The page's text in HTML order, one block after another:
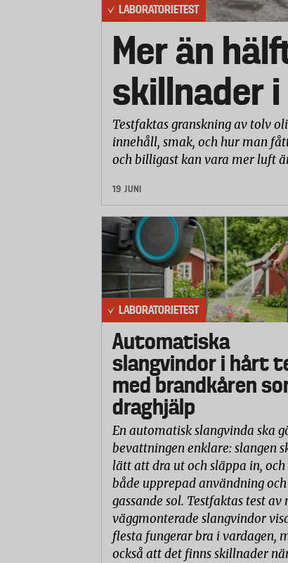
LABORATORIETEST
Mer än
skillnader
Testfaktas granskning av tolv
innehåll, smak, och hur man
och billigast kan vara mer luft
19 JUNI
LABORATORIETEST
Automatiska
slangvindor i hårt
med brandkåren
draghjälp
En automatisk slangvinda ska
bevattningen enklare: slangen
lätt att dra ut och släppa in,
både upprepad användning och
gassande sol. Testfaktas test av
väggmonterade slangvindor
flesta fungerar bra i vardagen,
också att det finns skillnader